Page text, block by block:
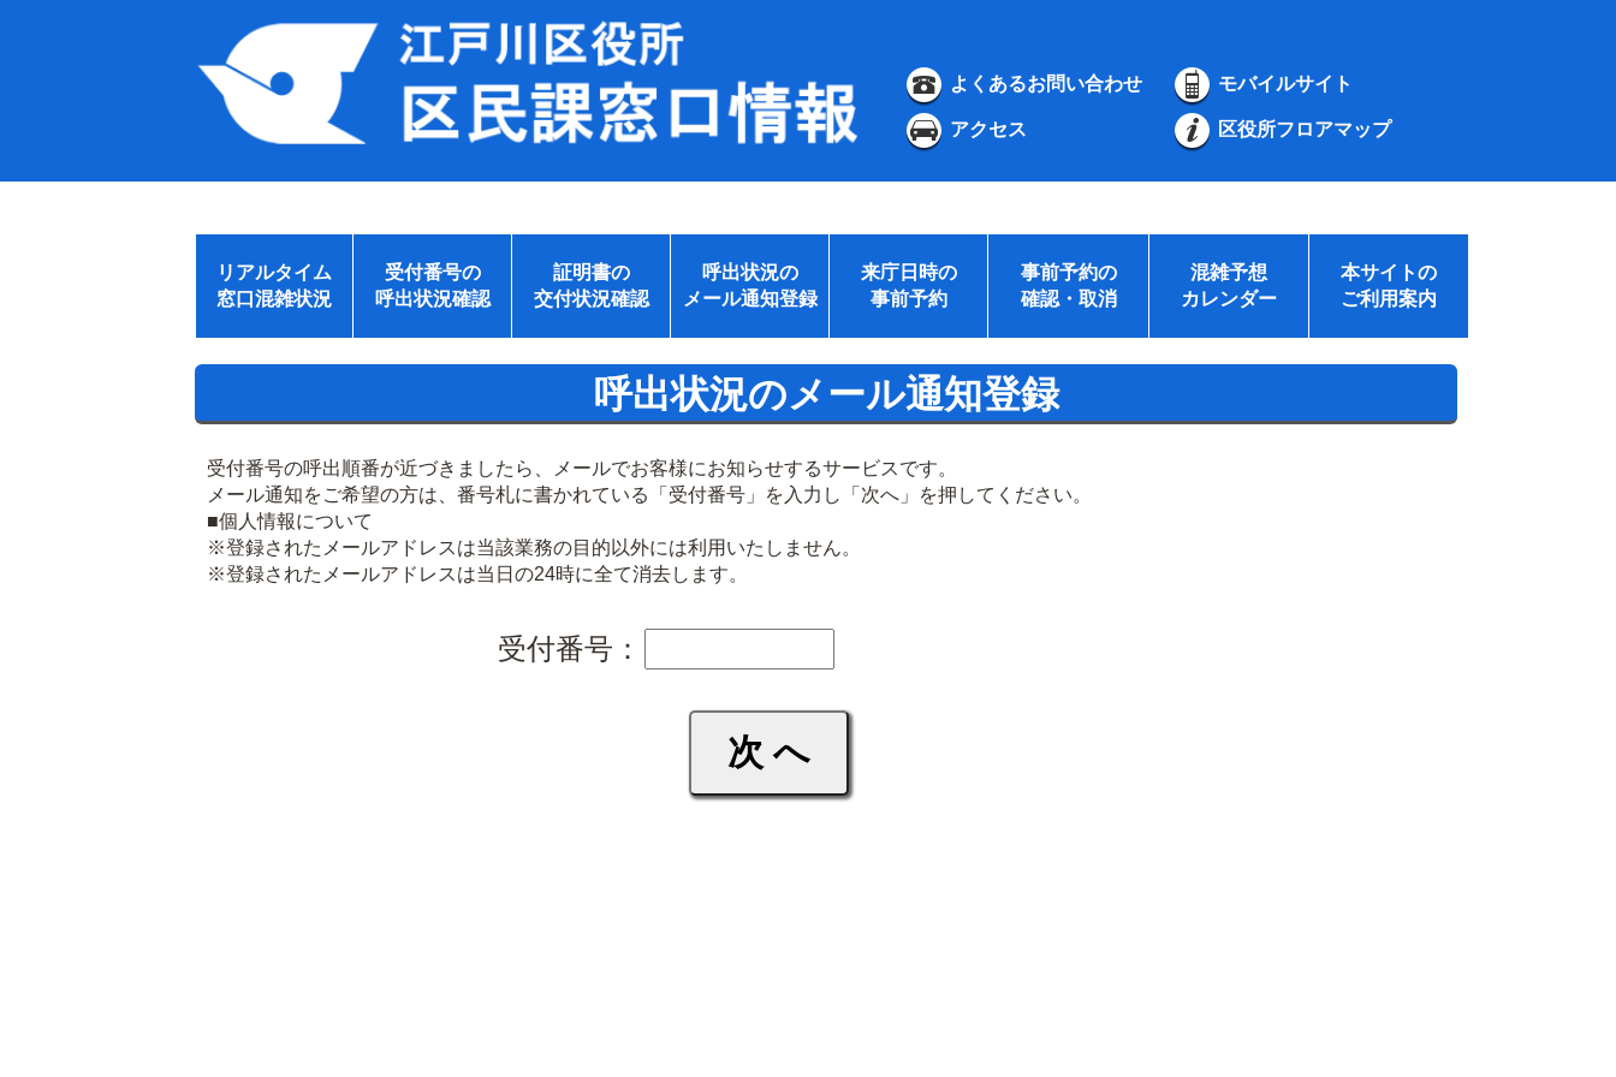
よくあるお問い合わせ モバイルサイト
アクセス 区役所フロアマップ
リアルタイム
窓口混雑状況
受付番号の
呼出状況確認
証明書の
交付状況確認
呼出状況の
メール通知登録
来庁日時の
事前予約
事前予約の
確認・取消
混雑予想
カレンダー
本サイトの
ご利用案内
呼出状況のメール通知登録
受付番号の呼出順番が近づきましたら、メールでお客様にお知らせするサービスです。
メール通知をご希望の方は、番号札に書かれている「受付番号」を入力し「次へ」を押してください。
■個人情報について
※登録されたメールアドレスは当該業務の目的以外には利用いたしません。
※登録されたメールアドレスは当日の24時に全て消去します。
受付番号：